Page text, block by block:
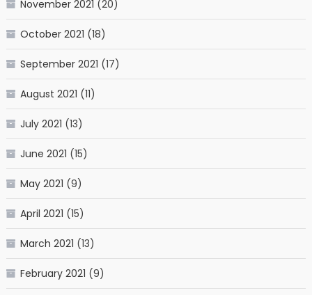
November 2021 (20)
October 2021 (18)
September 2021 (17)
August 2021 (11)
July 2021 (13)
June 2021 (15)
May 2021 (9)
April 2021 (15)
March 2021 (13)
February 2021 (9)